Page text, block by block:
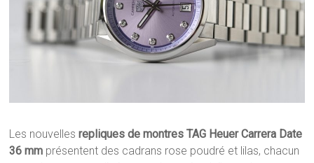
Les nouvellesrepliques de montres TAG Heuer Carrera Date
36 mm présentent des cadrans rose poudré et lilas, chacun